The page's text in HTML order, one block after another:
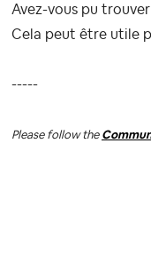
Avez-vous pu
Cela peut être utile
-----
Please follow the